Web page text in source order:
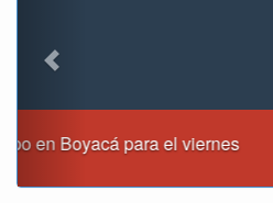
“Tunja nos ha dado